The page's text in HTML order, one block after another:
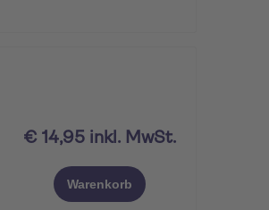
€ 14,95 inkl. MwSt.
Warenkorb